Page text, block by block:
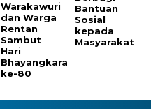
Warakawuri
dan Warga
Rentan
Sambut
Hari
Bhayangkara
ke-80
Bantuan
Sosial
kepada
Masyarakat